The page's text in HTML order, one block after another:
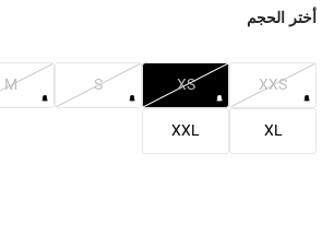
أختر الحجم
XXS
XS
S
M
XL
XXL